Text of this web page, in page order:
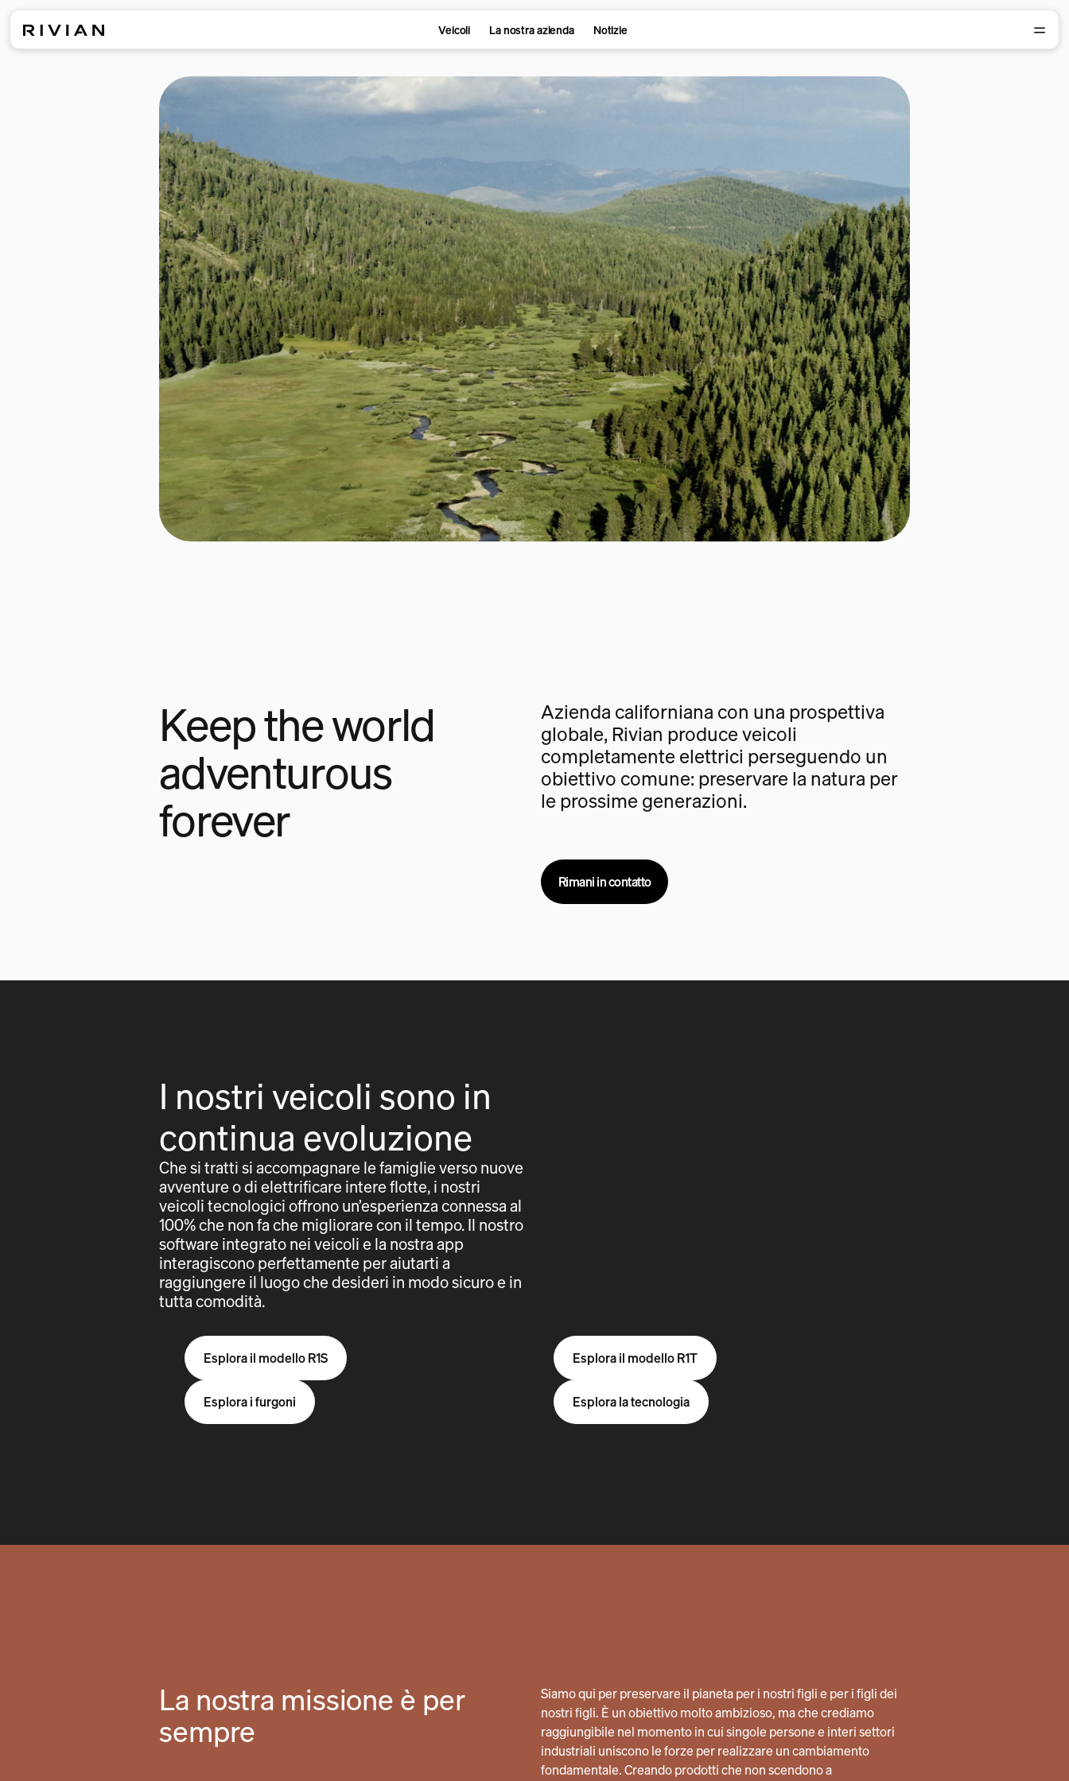
Veicoli La nostra azienda Notizie
Keep the world
adventurous
forever
Azienda californiana con una prospettiva
globale, Rivian produce veicoli
completamente elettrici perseguendo un
obiettivo comune: preservare la natura per
le prossime generazioni.
Rimani in contatto
I nostri veicoli sono in
continua evoluzione
Che si tratti si accompagnare le famiglie verso nuove
avventure o di elettrificare intere flotte, i nostri
veicoli tecnologici offrono un’esperienza connessa al
100% che non fa che migliorare con il tempo. Il nostro
software integrato nei veicoli e la nostra app
interagiscono perfettamente per aiutarti a
raggiungere il luogo che desideri in modo sicuro e in
tutta comodità.
Esplora il modello R1S Esplora il modello R1T
Esplora i furgoni Esplora la tecnologia
La nostra missione è per
sempre
Siamo qui per preservare il pianeta per i nostri figli e per i figli dei
nostri figli. È un obiettivo molto ambizioso, ma che crediamo
raggiungibile nel momento in cui singole persone e interi settori
industriali uniscono le forze per realizzare un cambiamento
fondamentale. Creando prodotti che non scendono a